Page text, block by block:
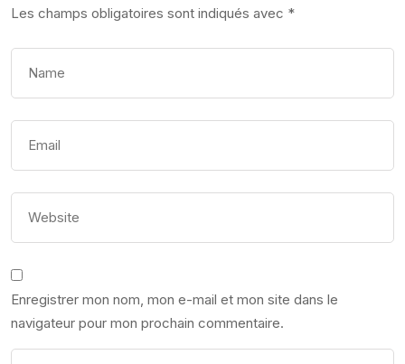
Les champs obligatoires sont indiqués avec *
Enregistrer mon nom, mon e-mail et mon site dans le
navigateur pour mon prochain commentaire.